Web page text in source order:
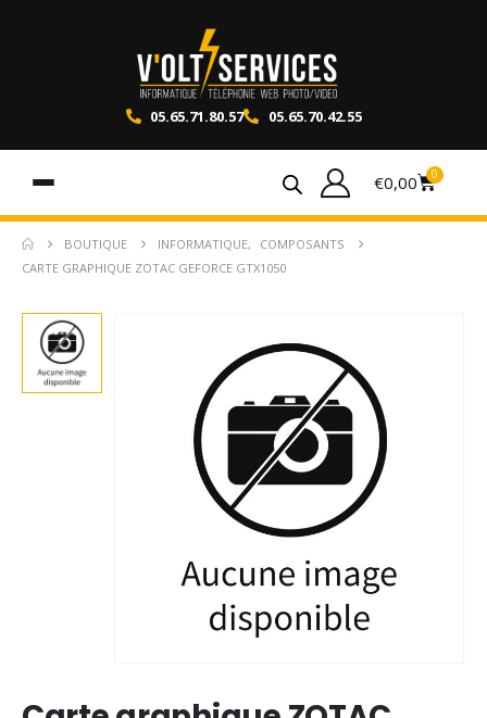
05.65.71.80.57 05.65.70.42.55
€0,00 0
BOUTIQUE INFORMATIQUE,
COMPOSANTS
CARTE GRAPHIQUE ZOTAC GEFORCE GTX1050